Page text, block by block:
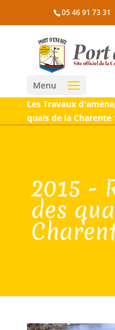
05 46 91 73 31
Menu
Les Travaux
quais de la Charente
2015 -
des